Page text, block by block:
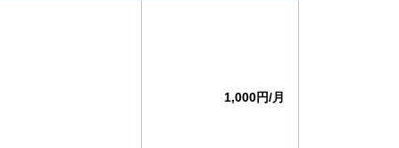
1,000円/月